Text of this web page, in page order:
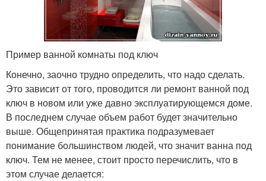
Пример ванной комнаты под ключ
Конечно, заочно трудно определить, что надо сделать.
Это зависит от того, проводится ли ремонт ванной под
ключ в новом или уже давно эксплуатирующемся доме.
В последнем случае объем работ будет значительно
выше. Общепринятая практика подразумевает
понимание большинством людей, что значит ванна под
ключ. Тем не менее, стоит просто перечислить, что в
этом случае делается: